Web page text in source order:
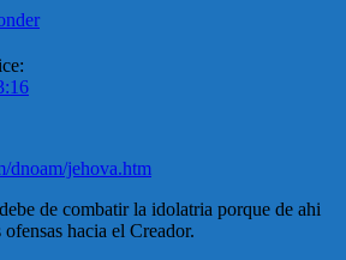
dnoam/jehova.htm
de combatir la idolatria porque de ahi
ofensas hacia el Creador.